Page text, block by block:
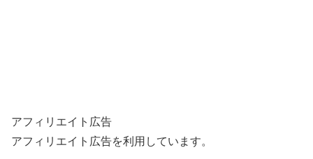
アフィリエイト広告
アフィリエイト広告を利用しています。